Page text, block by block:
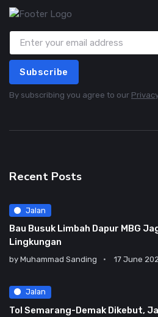
Subscribe
By subscribing you agree to our
Recent Posts
Jalan
Bau Busuk Limbah Dapur MBG
Lingkungan
by Muhammad Sanding 17 June
Jalan
Tol Semarang-Demak Dikebut,